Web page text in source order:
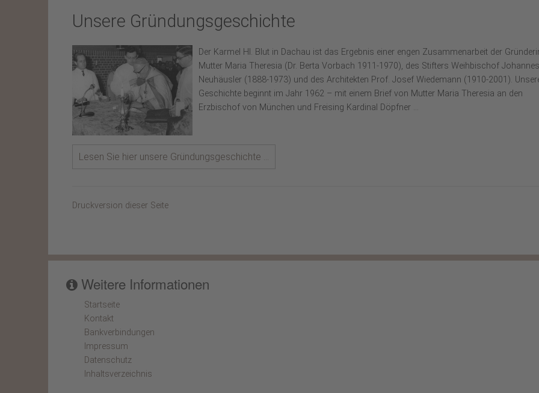
Unsere Gründungsgeschichte
Der Karmel Hl. Blut in Dachau ist das Ergebnis einer engen Zusammenarbeit der
Mutter Maria Theresia (Dr. Berta Vorbach 1911-1970), des Stifters Weihbischof Johannes
Neuhäusler (1888-1973) und des Architekten Prof. Josef Wiedemann (1910-2001).
Geschichte beginnt im Jahr 1962 – mit einem Brief von Mutter Maria Theresia an den
Erzbischof von München und Freising Kardinal Döpfner ...
Lesen Sie hier unsere Gründungsgeschichte ...
Druckversion dieser Seite
Weitere Informationen
Startseite
Kontakt
Bankverbindungen
Impressum
Datenschutz
Inhaltsverzeichnis